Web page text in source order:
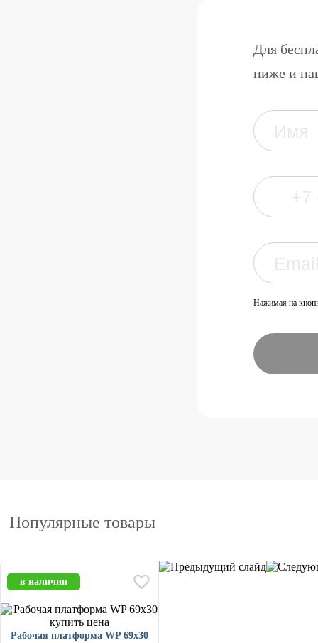
Для
ниже и
Нажимая на
Популярные товары
в наличии
Рабочая платформа WP 69x30